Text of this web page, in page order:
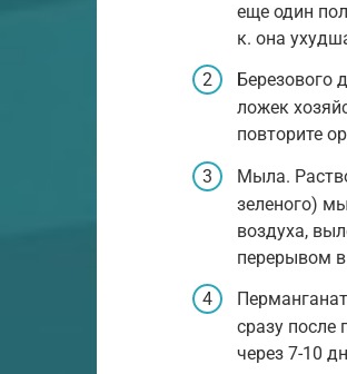
еще один
к. она
Березового
ложек
повторите
Мыла.
зеленого)
воздуха,
перерывом
сразу после
через 7-10